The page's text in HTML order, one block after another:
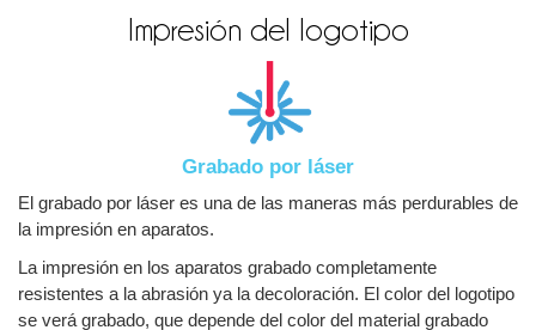
Impresión del logotipo
Grabado por láser
El grabado por láser es una de las maneras más perdurables de
la impresión en aparatos.
La impresión en los aparatos grabado completamente
resistentes a la abrasión ya la decoloración. El color del logotipo
se verá grabado, que depende del color del material grabado